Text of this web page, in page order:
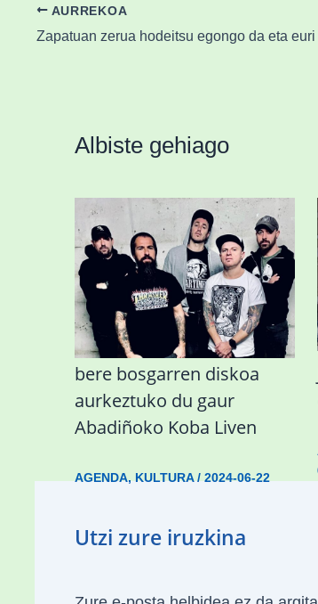
AURREKOA
Albiste gehiago
Durangoko Alerta taldeak
bere bosgarren diskoa
aurkeztuko du gaur
Abadiñoko Koba Liven
AGENDA,KULTURA/2024-06-22
Utzi zure iruzkina